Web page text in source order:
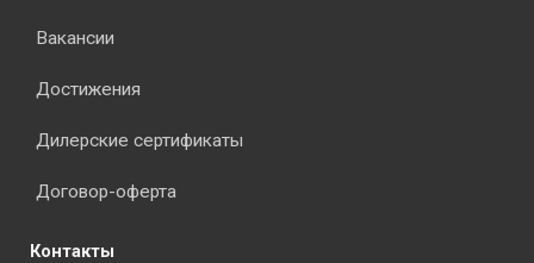
Вакансии
Достижения
Дилерские сертификаты
Договор-оферта
Контакты